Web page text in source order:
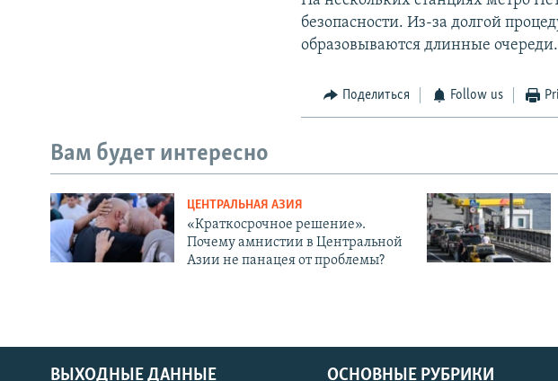
безопасности. Из-за долгой
образовываются длинные очереди.
Поделиться Follow us
Вам будет интересно
ЦЕНТРАЛЬНАЯ АЗИЯ
«Краткосрочное решение».
Почему амнистии в Центральной
Азии не панацея от проблемы?
ВЫХОДНЫЕ ДАННЫЕ ОСНОВНЫЕ РУБРИКИ